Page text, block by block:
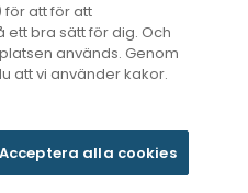
riskerna med
till en hög
av världen. Samtidigt
kemikalierna leda till
att för att
bra sätt för dig. Och
används. Genom
att vi använder kakor.
Acceptera alla cookies